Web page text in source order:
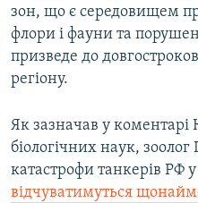
зон, що є середовищем
флори і фауни та
призведе до
регіону.
Як зазначав у коментарі
біологічних наук,
катастрофи танкерів РФ
відчуватимуться